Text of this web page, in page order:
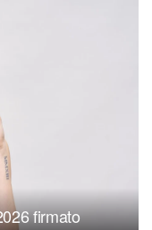
firmato